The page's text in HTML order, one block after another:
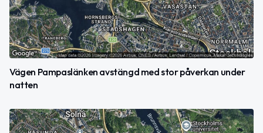
Vägen Pampaslänken avstängd med stor påverkan under
natten